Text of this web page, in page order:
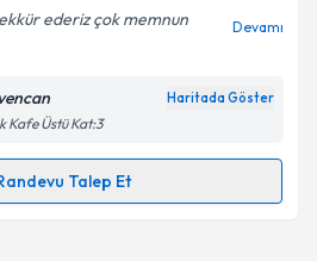
işlenmesine ilişkin
ve kişisel verilerimin belirtilen
kabul ediyorum.
ederiz çok memnun
Devamı
Haritada Göster
Kafe Üstü Kat:3
Talep Et
Talebi